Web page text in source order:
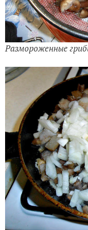
Размороженные